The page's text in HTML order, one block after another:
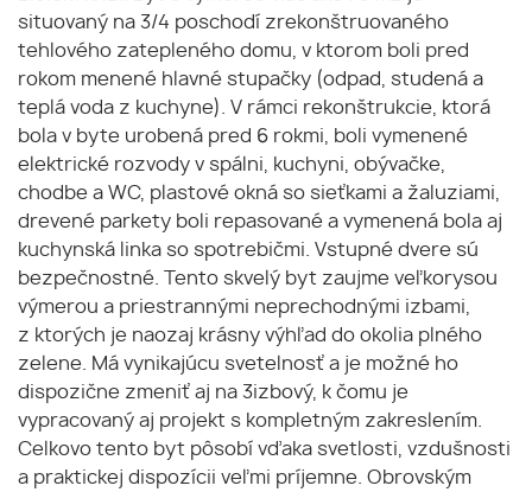
situovaný na 3/4 poschodí zrekonštruovaného
tehlového zatepleného domu, v ktorom boli pred
rokom menené hlavné stupačky (odpad, studená a
teplá voda z kuchyne). V rámci rekonštrukcie, ktorá
bola v byte urobená pred 6 rokmi, boli vymenené
elektrické rozvody v spálni, kuchyni, obývačke,
chodbe a WC, plastové okná so sieťkami a žaluziami,
drevené parkety boli repasované a vymenená bola aj
kuchynská linka so spotrebičmi. Vstupné dvere sú
bezpečnostné. Tento skvelý byt zaujme veľkorysou
výmerou a priestrannými neprechodnými izbami,
z ktorých je naozaj krásny výhľad do okolia plného
zelene. Má vynikajúcu svetelnosť a je možné ho
dispozične zmeniť aj na 3izbový, k čomu je
vypracovaný aj projekt s kompletným zakreslením.
Celkovo tento byt pôsobí vďaka svetlosti, vzdušnosti
a praktickej dispozícii veľmi príjemne. Obrovským